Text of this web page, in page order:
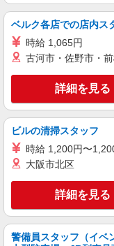
（規定あり） ゜+
+゜
頂く
い・
株式会社シエロ
人気
【
る
算
10h/
援金
ブあ
○。
キープ
ベルク各店での店内ス
時給 1,065円
古河市・佐野市・
詳細を見る
ビルの清掃スタッフ
時給 1,200円〜
大阪市北区
詳細を見る
警備員スタッフ（イベ